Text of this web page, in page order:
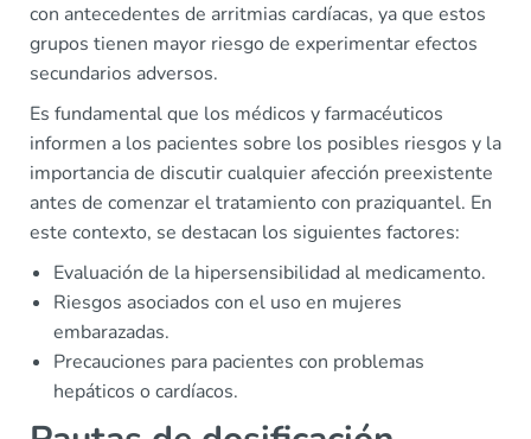
con antecedentes de arritmias cardíacas, ya que estos
grupos tienen mayor riesgo de experimentar efectos
secundarios adversos.
Es fundamental que los médicos y farmacéuticos
informen a los pacientes sobre los posibles riesgos y la
importancia de discutir cualquier afección preexistente
antes de comenzar el tratamiento con praziquantel. En
este contexto, se destacan los siguientes factores:
Evaluación de la hipersensibilidad al medicamento.
Riesgos asociados con el uso en mujeres
embarazadas.
Precauciones para pacientes con problemas
hepáticos o cardíacos.